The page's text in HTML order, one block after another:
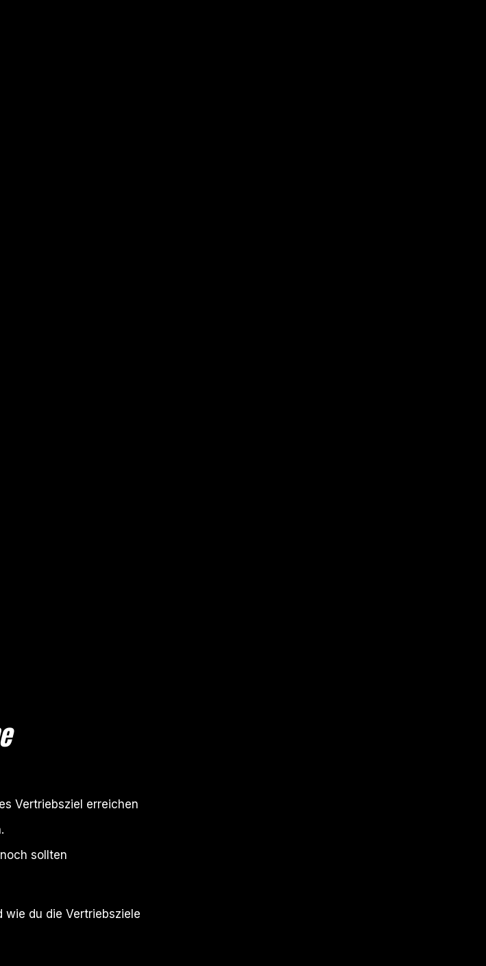
Vertriebsziel erreichen
sollten
du die Vertriebsziele